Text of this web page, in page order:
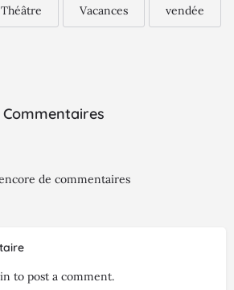
Théâtre Vacances vendée
Commentaires
de commentaires
to post a comment.